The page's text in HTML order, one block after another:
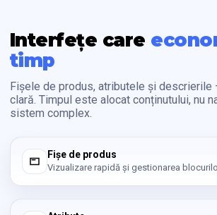
Interfețe care
timp
Fișele de produs, atributele și descrierile
clară. Timpul este alocat conținutului, nu
sistem complex.
Fișe de produs
Vizualizare rapidă și gestionarea